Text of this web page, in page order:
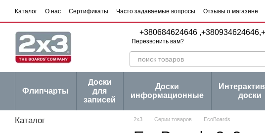
Перейти к основному контенту
Каталог О нас Сертификаты Часто задаваемые вопросы Отзывы о магазине
Пользовательское соглашение
Договор публичной оферты Серии товаров
+380684624646 ,+380934624646,
Перезвонить вам?
Флипчарты
Доски
для
записей
Доски
информационные
доски
2х3 Серии товаров EcoBoards
Каталог